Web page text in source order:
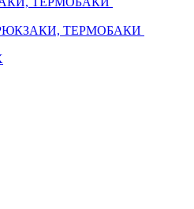
ТЕРМОБАКИ